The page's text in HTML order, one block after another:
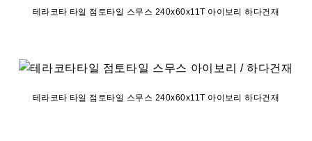
테라코타 타일 점토타일 스무스 240x60x11T 아이보리 하다건재
테라코타 타일 점토타일 스무스 240x60x11T 아이보리 하다건재